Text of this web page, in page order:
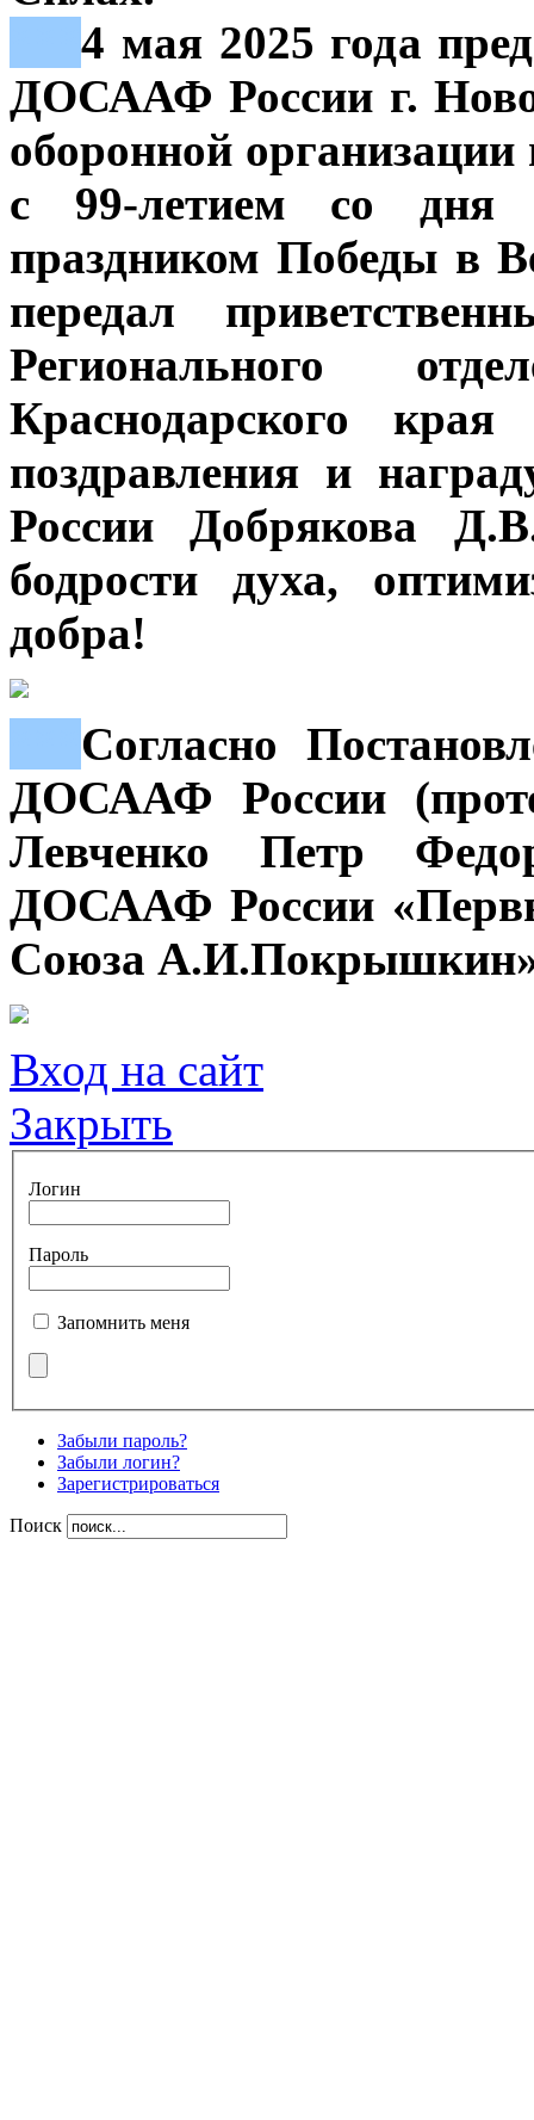
4 мая 2025 года
ДОСААФ России г.
оборонной
с 99-летием со дня
праздником Победы в
передал
Регионального
Краснодарского
поздравления и
России Добрякова
бодрости духа,
добра!
Согласно
ДОСААФ России
Левченко Петр
ДОСААФ России
Союза
Вход на сайт
Закрыть
Логин
Пароль
Запомнить меня
Забыли пароль?
Забыли логин?
Зарегистрироваться
Поиск